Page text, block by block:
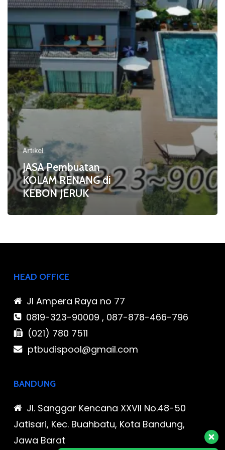
di
KEBON
JERUK
Artikel
JASA Pembuatan
KOLAM RENANG di
KEBON JERUK
HEAD OFFICE
Jl Ampera Raya no 77
0819-323-90009 , 087-878-466-796
(021) 780 7511
ptbudispool@gmail.com
BANDUNG
Jl. Sanggar Kencana XXVII No.48-50
Jatisari, Kec. Buahbatu, Kota Bandung,
Jawa Barat